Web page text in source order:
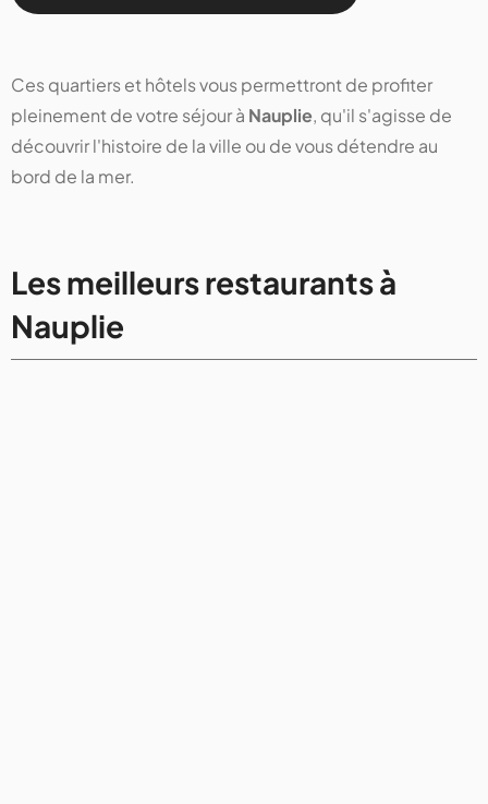
Ces quartiers et hôtels vous permettront de profiter
pleinement de votre séjour à Nauplie, qu'il s'agisse de
découvrir l'histoire de la ville ou de vous détendre au
bord de la mer.
Les meilleurs restaurants à
Nauplie